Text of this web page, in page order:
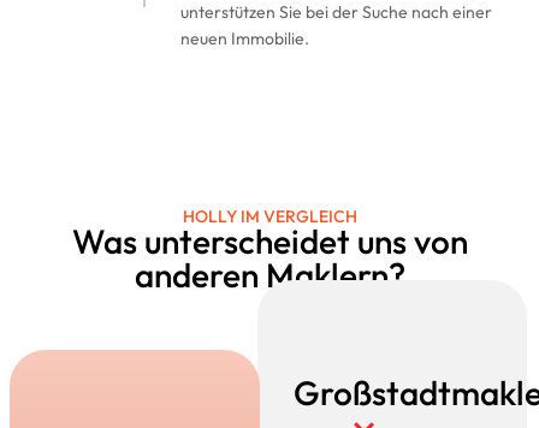
unterstützen Sie bei der Suche nach einer
neuen Immobilie.
HOLLY IM VERGLEICH
Was unterscheidet uns von
anderen Maklern?